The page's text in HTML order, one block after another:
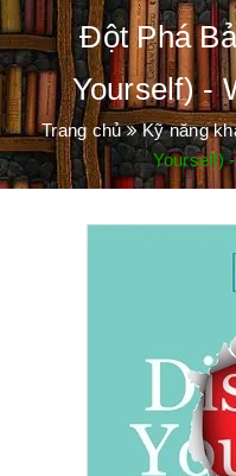
Đột Phá
Yourself) -
Trang chủ Kỹ năng
Yourself)